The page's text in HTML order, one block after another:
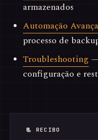
armazenados
Automação
processo de
Troubleshooting
configuração e
📃 RECIBO